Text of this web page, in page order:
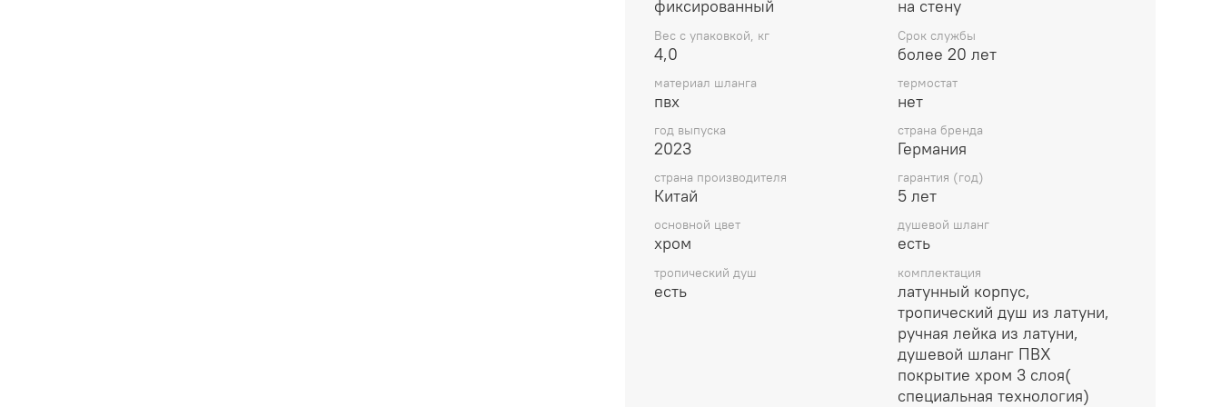
транспортировки.Латунный корпус, тропический душ из латуни,
ручная лейка из латуни, душевой шланг ПВХ покрытие хром 3 слоя(
специальная технология) Упаковка: Фирменная коробка (с губкой)
Душевая система скрытого монтажа
Raiber premium, коллекция Graceful
RP-005,цвет хром
3 слойное покрытие хром, дополнительная защита
фиксированный на стену
Вес с упаковкой, кг
4,0
Срок службы
более 20 лет
материал шланга
пвх
термостат
нет
год выпуска
2023
страна бренда
Германия
страна производителя
Китай
гарантия (год)
5 лет
основной цвет
хром
душевой шланг
есть
тропический душ
есть
комплектация
латунный корпус,
тропический душ из латуни,
ручная лейка из латуни,
душевой шланг ПВХ
покрытие хром 3 слоя(
специальная технология)